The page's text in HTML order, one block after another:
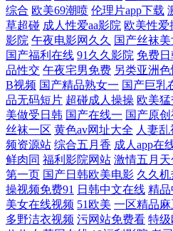
豆性爱网 蜜桃久热久精品 美国性福福
日韩一二三 老湿机91 九一在线免费观
九九午夜成人剧场 九一桃色社区 九九
女看片 老湿久久 久草手机看片 激情
精东视频黄下载 精品久久国产 精东91
在线播放97国产 伊人成人影视 亚洲色
成人在线 中文字幕16p 在线成人a片 超
综合 欧美69潮喷 伦理片app下载
草超碰 成人性爱aa影院 欧美性爱
影院 午夜电影网久久 国产丝袜
国产福利在线 91久久影院 免费
品性交 午夜宅男免费 另类亚洲
B视频 国产精品熟女一 国产巨乳
品无码短片 超碰成人操操 欧美
美做受日韩 国产在线一 国产原
丝袜一区 黄色av网址大全 人妻乱
频资源站 综合五月香 成人app在
鲜肉同 福利影院网站 激情五月
第一页 国产日韩欧美电影 久久
操视频免费91 日韩中文在线 精品
美女在线视频 51欧美 一区精品
多野洁衣视频 污网站免费看 特